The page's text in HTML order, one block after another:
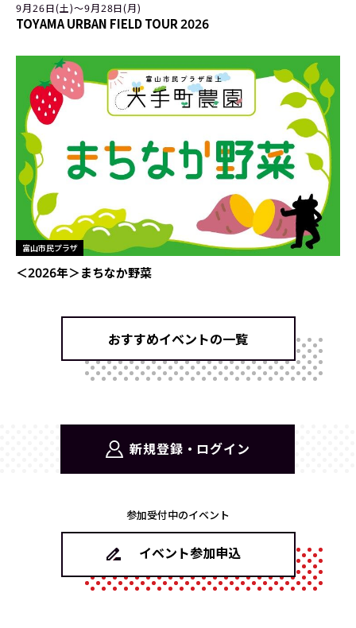
9月26日(土)〜9月28日(月)
TOYAMA URBAN FIELD TOUR 2026
富山市民プラザ
＜2026年＞まちなか野菜
おすすめイベントの一覧
新規登録・ログイン
参加受付中のイベント
イベント参加申込